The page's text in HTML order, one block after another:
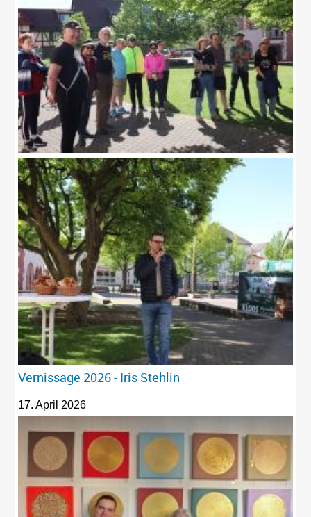
Vernissage 2026 - Iris Stehlin
17. April 2026